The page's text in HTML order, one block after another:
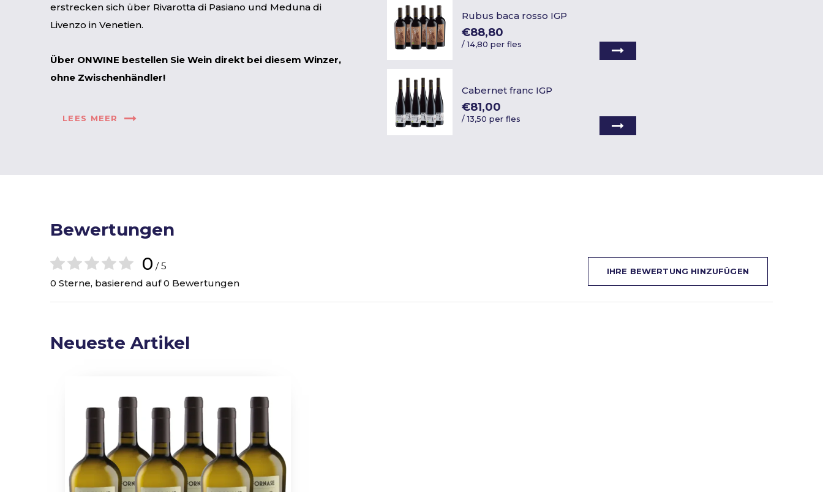
erstrecken sich über Rivarotta di Pasiano und Meduna di
Livenzo in Venetien.
Über ONWINE bestellen Sie Wein direkt bei diesem Winzer,
ohne Zwischenhändler!
LEES MEER
Rubus baca rosso IGP
€88,80
/14,80 per fles
Cabernet franc IGP
€81,00
/13,50 per fles
Bewertungen
0 / 5
0 Sterne, basierend auf 0 Bewertungen
IHRE BEWERTUNG HINZUFÜGEN
Neueste Artikel